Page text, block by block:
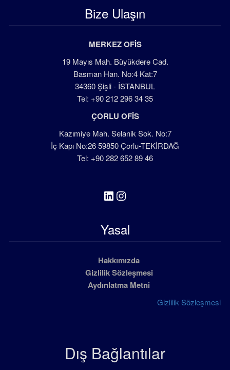
Bize Ulaşın
MERKEZ OFİS
19 Mayıs Mah. Büyükdere Cad.
Basman Han. No:4 Kat:7
34360 Şişli - İSTANBUL
Tel: +90 212 296 34 35
ÇORLU OFİS
Kazımiye Mah. Selanik Sok. No:7
İç Kapı No:26 59850 Çorlu-TEKİRDAĞ
Tel: +90 282 652 89 46
LinkedIn
Instagram
Yasal
Hakkımızda
Gizlilik Sözleşmesi
Aydınlatma Metni
Gizlilik Sözleşmesi
Dış Bağlantılar